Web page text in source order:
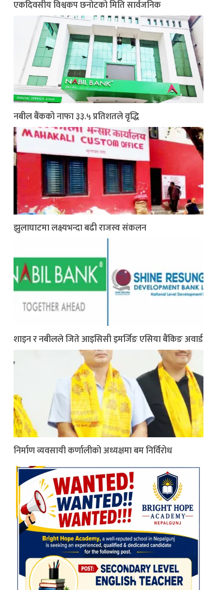
एकदिवसीय विश्वकप छनोटको मिति सार्वजनिक
नबील बैंकको नाफा ३३.५ प्रतिशतले वृद्धि
झुलाघाटमा लक्ष्यभन्दा बढी राजस्व संकलन
शाइन र नबीलले जिते आइसिसी इमर्जिङ एसिया बैंकिङ अवार्ड
निर्माण व्यवसायी कर्णालीको अध्यक्षमा बम निर्विरोध